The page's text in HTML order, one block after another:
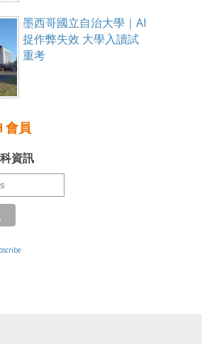
墨西哥國立自治大學｜AI
捉作弊失效 大學入讀試
重考
會員
資訊